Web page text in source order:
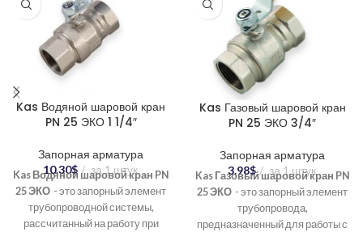
Kas Водяной шаровой кран
PN 25 ЭКО 1 1/4″
Запорная арматура
10.30$ за 1 штук
Kas Водяной шаровой кран PN
25 ЭКО - это запорный элемент
трубопроводной системы,
рассчитанный на работу при
Kas Газовый шаровой кран
PN 25 ЭКО 3/4″
Запорная арматура
3.98$ за 1 штук
Kas Газовый шаровой кран PN
25 ЭКО - это запорный элемент
трубопровода,
предназначенный для работы с